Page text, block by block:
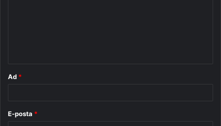
Ad *
E-posta *